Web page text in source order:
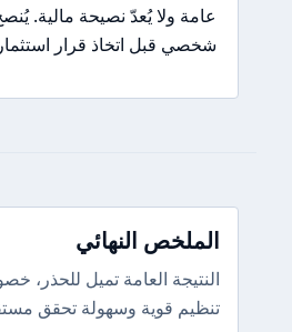
عامة ولا يُعدّ نصيحة مالية.
شخصي قبل اتخاذ قرار
الملخص النهائي
النتيجة العامة تميل للحذر،
تنظيم قوية وسهولة تحقق